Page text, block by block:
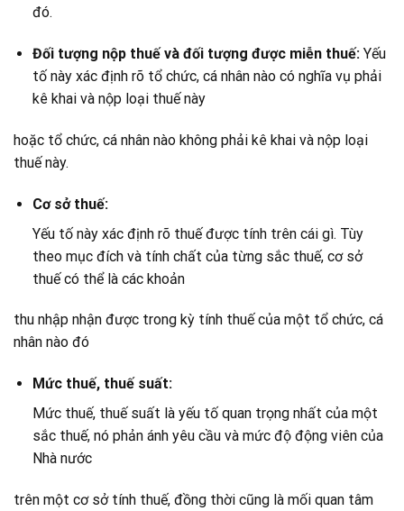
đó.
Đối tượng nộp thuế và đối tượng được miễn thuế: Yếu
tố này xác định rõ tổ chức, cá nhân nào có nghĩa vụ phải
kê khai và nộp loại thuế này
hoặc tổ chức, cá nhân nào không phải kê khai và nộp loại
thuế này.
Cơ sở thuế:
Yếu tố này xác định rõ thuế được tính trên cái gì. Tùy
theo mục đích và tính chất của từng sắc thuế, cơ sở
thuế có thể là các khoản
thu nhập nhận được trong kỳ tính thuế của một tổ chức, cá
nhân nào đó
Mức thuế, thuế suất:
Mức thuế, thuế suất là yếu tố quan trọng nhất của một
sắc thuế, nó phản ánh yêu cầu và mức độ động viên của
Nhà nước
trên một cơ sở tính thuế, đồng thời cũng là mối quan tâm